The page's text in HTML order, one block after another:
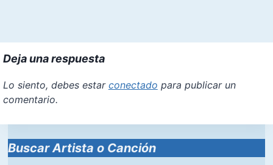
Deja una respuesta
Lo siento, debes estar conectado para publicar un
comentario.
Buscar Artista o Canción